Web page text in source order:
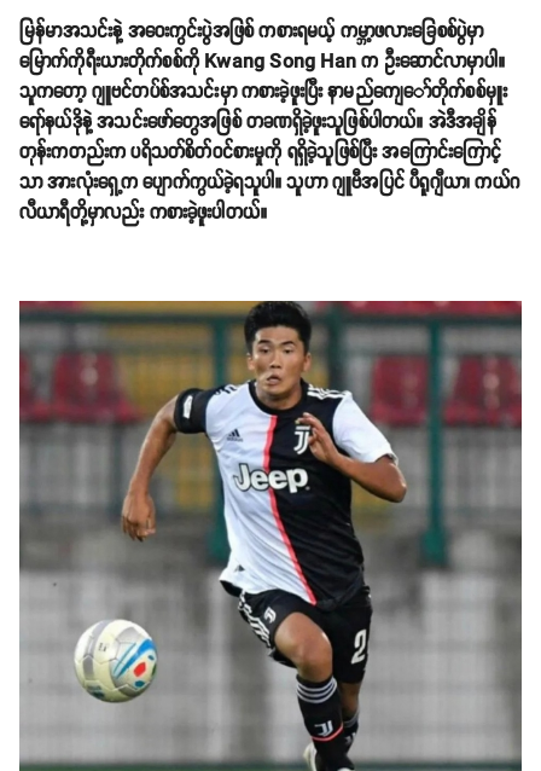
မြန်မာအသင်းနဲ့ အဝေးကွင်းပွဲအဖြစ် ကစားရမယ့် ကမ္ဘာ့ဖလားခြေစစ်ပွဲမှာ
မြောက်ကိုရီးယားတိုက်စစ်ကို Kwang Song Han က ဦးဆောင်လာမှာပါ။
သူကတော့ ဂျူဗင်တပ်စ်အသင်းမှာ ကစားခဲ့ဖူးပြီး နာမည်ကျေ​ော်တိုက်စစ်မှူး
ရော်နယ်ဒိုနဲ့ အသင်းဖော်တွေအဖြစ် တခဏရှိခဲ့ဖူးသူဖြစ်ပါတယ်။ အဲဒီအချိန်
တုန်းကတည်းက ပရိသတ်စိတ်ဝင်စားမှုကို ရရှိခဲ့သူဖြစ်ပြီး အကြောင်းကြောင့်
သာ အားလုံးရှေ့က ပျောက်ကွယ်ခဲ့ရသူပါ။ သူဟာ ဂျူဗီအပြင် ပီရူဂျီယာ၊ ကယ်ဂ
လီယာရီတို့မှာလည်း ကစားခဲ့ဖူးပါတယ်။